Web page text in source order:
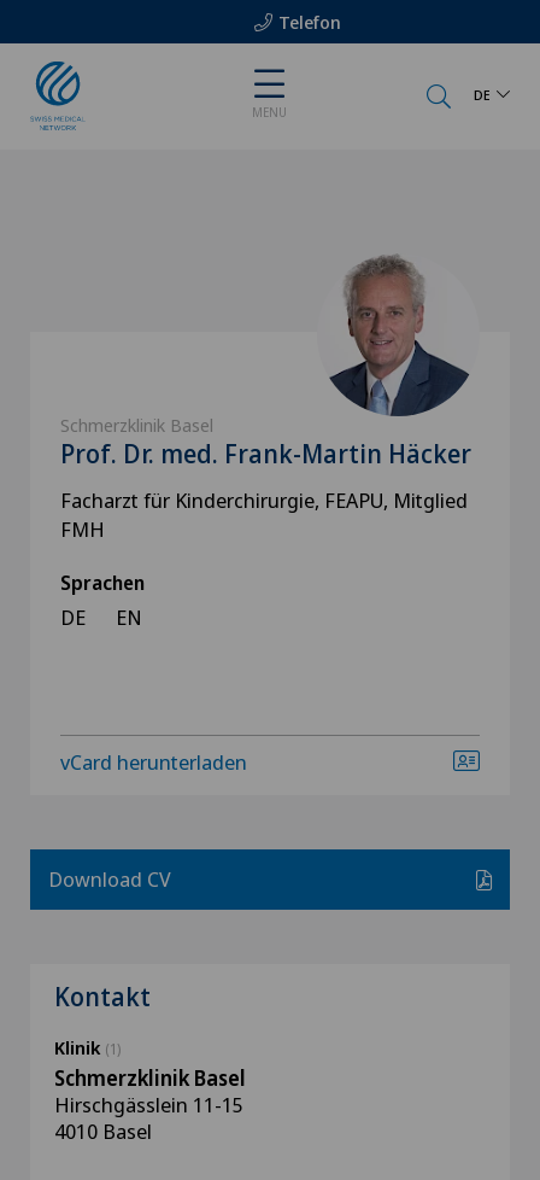
Telefon
MENU
DE
Schmerzklinik Basel
Prof. Dr. med. Frank-Martin Häcker
Facharzt für Kinderchirurgie, FEAPU, Mitglied
FMH
Sprachen
DE EN
vCard herunterladen
Download CV
Kontakt
Klinik (1)
Schmerzklinik Basel
Hirschgässlein 11-15
4010 Basel